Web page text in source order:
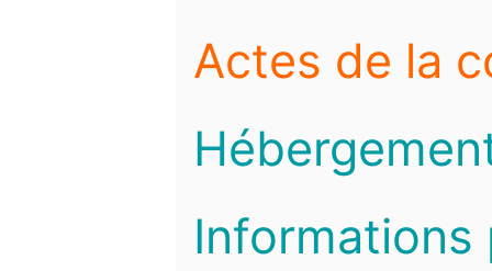
Actes de la
Informations